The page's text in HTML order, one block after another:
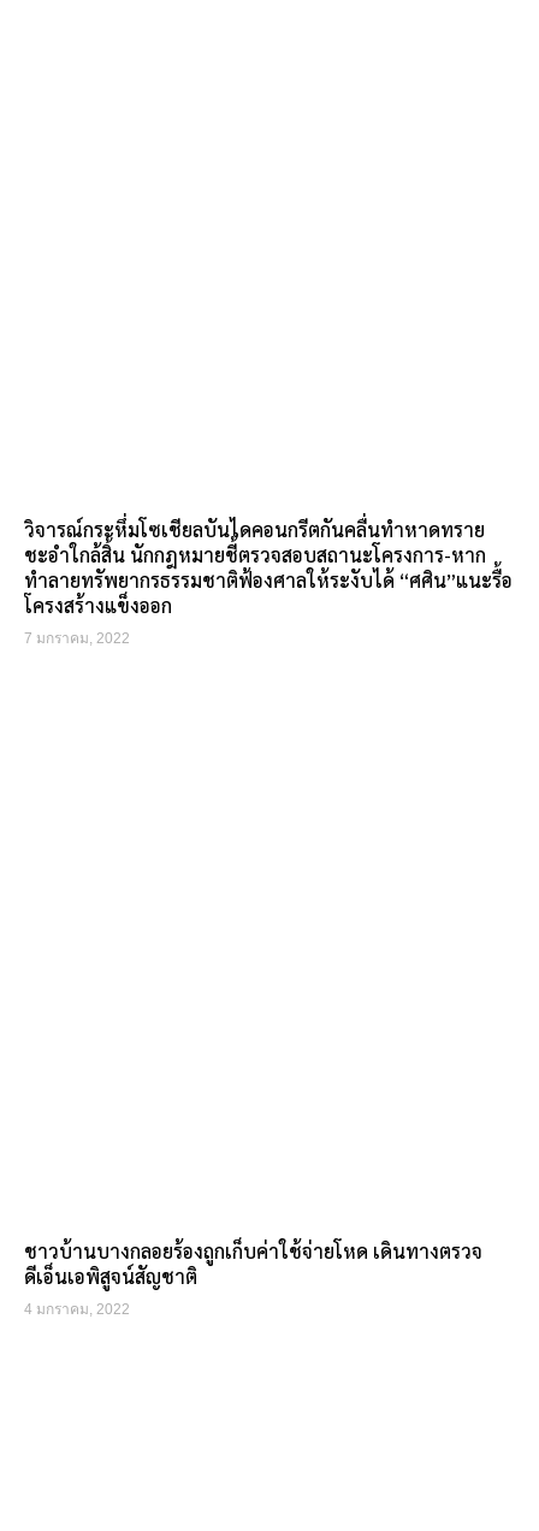
วิจารณ์กระหึ่มโซเชียลบันไดคอนกรีตกันคลื่นทำหาดทราย
ชะอำใกล้สิ้น นักกฎหมายชี้ตรวจสอบสถานะโครงการ-หาก
ทำลายทรัพยากรธรรมชาติฟ้องศาลให้ระงับได้ “ศศิน”แนะรื้อ
โครงสร้างแข็งออก
7 มกราคม, 2022
ชาวบ้านบางกลอยร้องถูกเก็บค่าใช้จ่ายโหด เดินทางตรวจ
ดีเอ็นเอพิสูจน์สัญชาติ
4 มกราคม, 2022